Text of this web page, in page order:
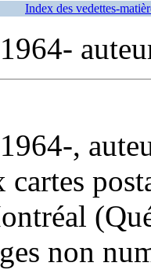
Index des vedettes-
,
cartes
non